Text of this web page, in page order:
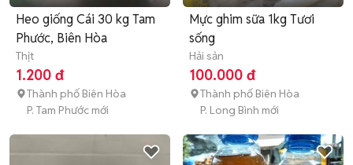
Heo giống Cái 30 kg Tam
Phước, Biên Hòa
Thịt
1.200 đ
Thành phố Biên Hòa
P. Tam Phước mới
Mực ghim sữa 1kg Tươi
sống
Hải sản
100.000 đ
Thành phố Biên Hòa
P. Long Bình mới